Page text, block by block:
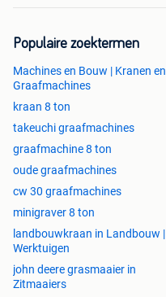
Populaire zoektermen
Machines en Bouw | Kranen en
Graafmachines
kraan 8 ton
takeuchi graafmachines
graafmachine 8 ton
oude graafmachines
cw 30 graafmachines
minigraver 8 ton
landbouwkraan in Landbouw |
Werktuigen
john deere grasmaaier in
Zitmaaiers